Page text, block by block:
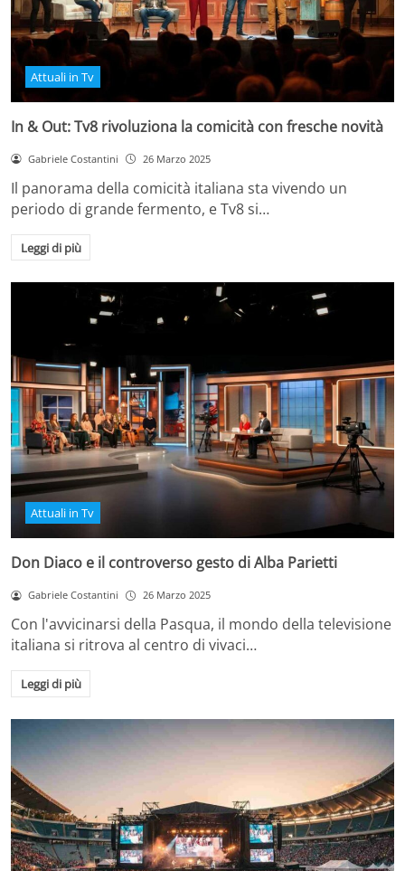
Attuali in Tv
In & Out: Tv8 rivoluziona la comicità con fresche novità
Gabriele Costantini 26 Marzo 2025
Il panorama della comicità italiana sta vivendo un
periodo di grande fermento, e Tv8 si…
Leggi di più
Attuali in Tv
Don Diaco e il controverso gesto di Alba Parietti
Gabriele Costantini 26 Marzo 2025
Con l'avvicinarsi della Pasqua, il mondo della televisione
italiana si ritrova al centro di vivaci…
Leggi di più